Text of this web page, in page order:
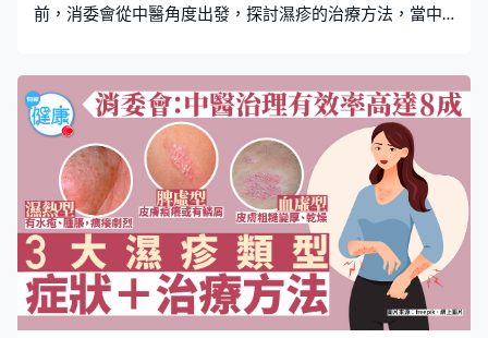
前，消委會從中醫角度出發，探討濕疹的治療方法，當中
濕疹患者大多受「風、濕、熱」等「病邪」困擾，除了戒
食發物之外，黏滯的食物難消化、生冷食物易傷脾胃，濕
疹患者亦只宜淺嘗。以下幾類食物，包括：肉類、海鮮
類、蔬果類等，要特別小心進食，甚至應盡量戒食。 濕疹
患者戒口清單 1. 肉類 牛肉、羊肉、鵝肉 2. 海鮮類 蝦、
蟹、貝殼類、鰻鮮、鱔魚、魚生 3. 蔬果類 竹筍、茄子、韭
菜、芋頭、荔枝、龍眼、榴槤、菠蘿、芒果、蜜桃 4. 飲品
酒、牛奶、凍飲 5. 其他 糯米、辣椒、胡椒、朱古力、煎炸
食物、含酒精的食物 培養3大生活習慣 濕疹患者除了要注
意飲食，亦應培養良好的生活習慣，這樣不但有助控制病